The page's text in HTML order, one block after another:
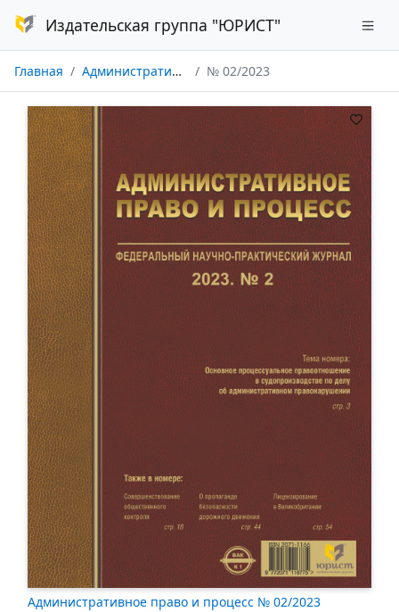
Издательская группа "ЮРИСТ"
Главная Административное право и процесс № 02/2023
Административное право и процесс № 02/2023